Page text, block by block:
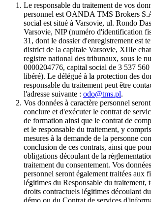
Le responsable du traitement de vos
personnel est OANDA TMS Brokers
social est situé à Varsovie, ul. Rondo
Varsovie, NIP (numéro d'identification
31, dont le dossier d'enregistrement est
district de la capitale Varsovie, XIIIe
registre national des tribunaux, sous le
0000204776, capital social de 3 537
libéré). Le délégué à la protection des
responsable du traitement peut être
l'adresse suivante : odo@tms.pl.
Vos données à caractère personnel
conclure et d'exécuter le contrat de
de formation ainsi que le contrat de
et le responsable du traitement, y
mesures à la demande de la personne
conclusion de ces contrats, ainsi que
obligations découlant de la
traitement du consentement. Vos
personnel seront également traitées aux
légitimes du Responsable du traitement,
droits contractuels légitimes découlant
démo ou du Contrat de services